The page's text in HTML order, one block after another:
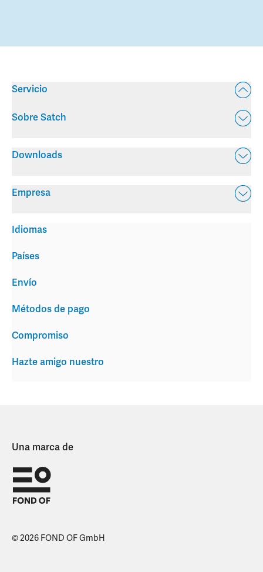
Servicio
Sobre Satch
Downloads
Empresa
Envío
Métodos de pago
Compromiso
Hazte amigo nuestro
Idiomas
Países
Una marca de
© 2026 FOND OF GmbH